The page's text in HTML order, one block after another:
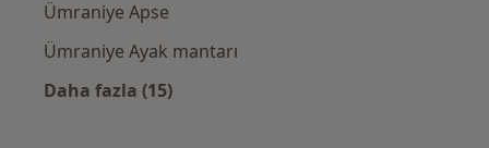
Ümraniye Apse
Ümraniye Ayak mantarı
Daha fazla (15)